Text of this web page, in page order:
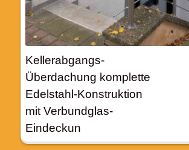
Kellerabgangs-
Überdachung komplette
Edelstahl-Konstruktion
mit Verbundglas-
Eindeckun